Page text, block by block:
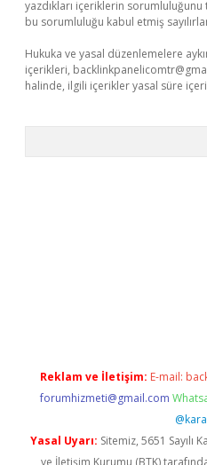
yazdıkları içeriklerin
bu sorumluluğu kabul etmiş
Hukuka ve yasal düzenlemelere
içerikleri,
halinde, ilgili içerikler yasal süre
Reklam ve İletişim: E-mail:
forumhizmeti@gmail.com
Yasal Uyarı: Sitemiz, 5651 Sayılı
ve İletişim Kurumu (BTK)